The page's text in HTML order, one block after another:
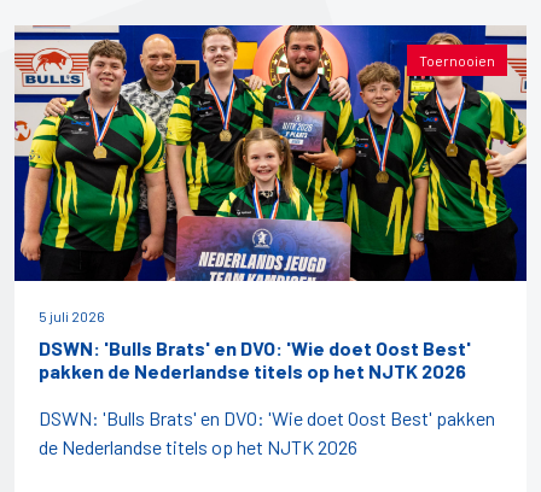
Toernooien
5 juli 2026
DSWN: 'Bulls Brats' en DVO: 'Wie doet Oost Best'
pakken de Nederlandse titels op het NJTK 2026
DSWN: 'Bulls Brats' en DVO: 'Wie doet Oost Best' pakken
de Nederlandse titels op het NJTK 2026